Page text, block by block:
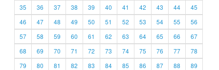
35
36 37 38 39 40 41 42 43 44
45
46
47 48 49 50 51 52 53 54 55
56
57
58 59 60 61 62 63 64 65 66
67
68
69 70 71 72 73 74 75 76 77
78
79
80 81 82 83 84 85 86 87 88
89